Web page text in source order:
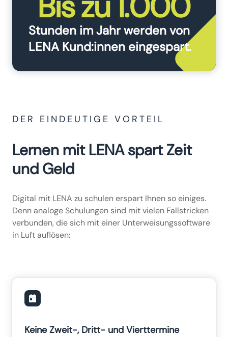
Stunden im Jahr werden von
LENA Kund:innen eingespart.
DER EINDEUTIGE VORTEIL
Lernen mit LENA spart Zeit
und Geld
Digital mit LENA zu schulen erspart Ihnen so einiges.
Denn analoge Schulungen sind mit vielen Fallstricken
verbunden, die sich mit einer Unterweisungssoftware
in Luft auflösen:
Keine Zweit-, Dritt- und Vierttermine